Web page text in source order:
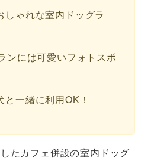
しゃれな室内ドッグラ
ンには可愛いフォトスポ
一緒に利用OK！
たカフェ併設の室内ドッグ